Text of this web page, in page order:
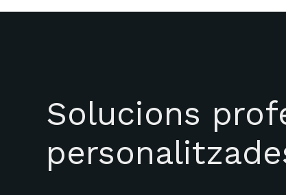
Solucions